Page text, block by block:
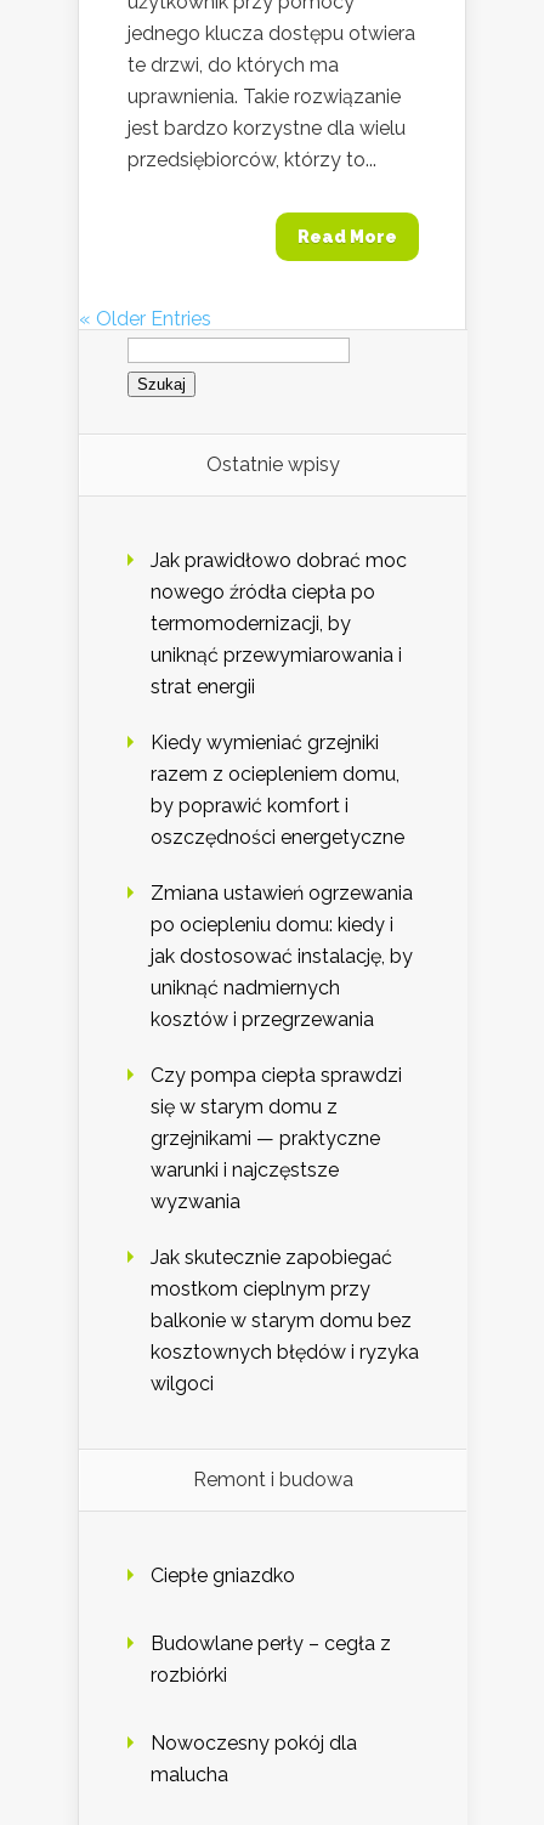
jednego klucza dostępu otwiera
te drzwi, do których ma
uprawnienia. Takie rozwiązanie
jest bardzo korzystne dla wielu
przedsiębiorców, którzy to...
Read More
« Older Entries
Szukaj:
Ostatnie wpisy
Jak prawidłowo dobrać moc
nowego źródła ciepła po
termomodernizacji, by
uniknąć przewymiarowania i
strat energii
Kiedy wymieniać grzejniki
razem z ociepleniem domu,
by poprawić komfort i
oszczędności energetyczne
Zmiana ustawień ogrzewania
po ociepleniu domu: kiedy i
jak dostosować instalację, by
uniknąć nadmiernych
kosztów i przegrzewania
Czy pompa ciepła sprawdzi
się w starym domu z
grzejnikami — praktyczne
warunki i najczęstsze
wyzwania
Jak skutecznie zapobiegać
mostkom cieplnym przy
balkonie w starym domu bez
kosztownych błędów i ryzyka
wilgoci
Remont i budowa
Ciepłe gniazdko
Budowlane perły – cegła z
rozbiórki
Nowoczesny pokój dla
malucha